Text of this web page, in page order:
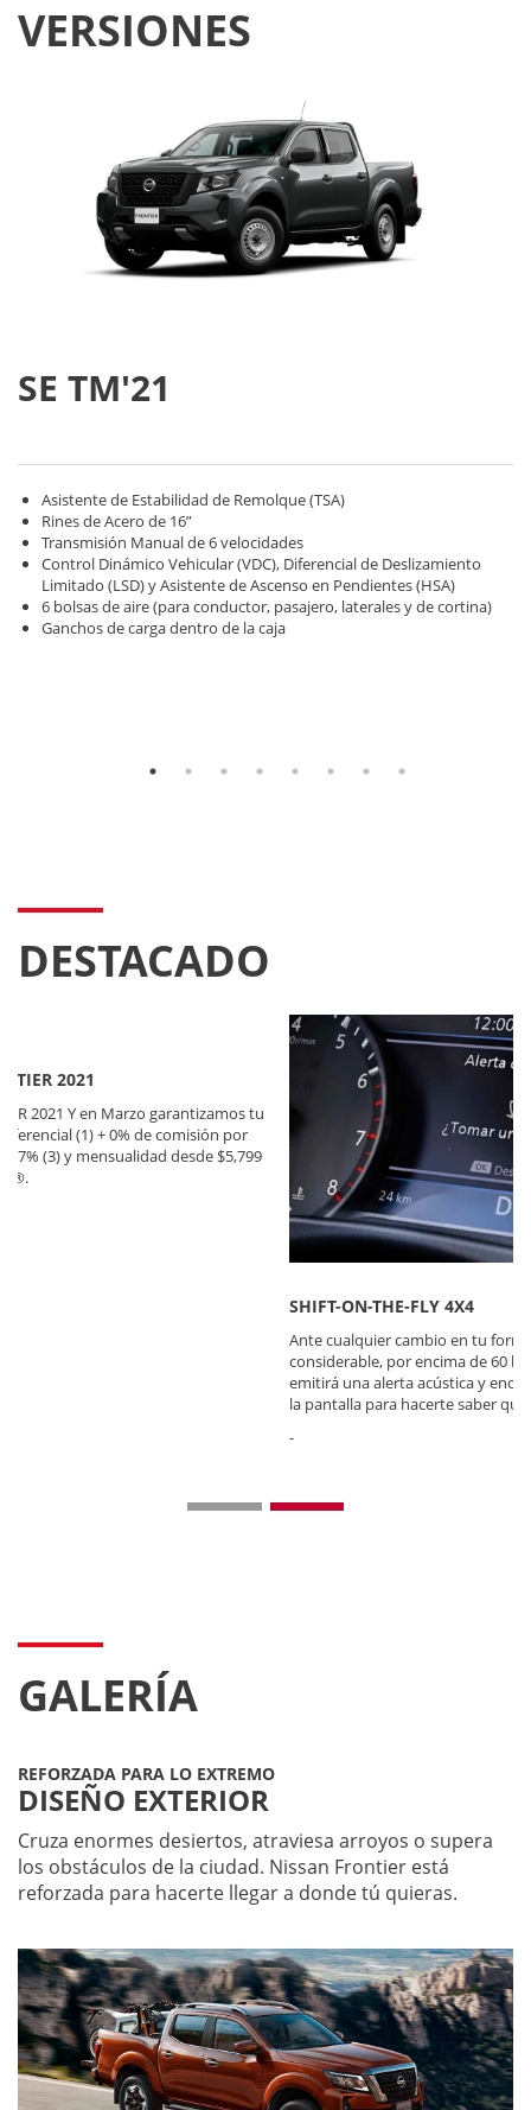
VERSIONES
SE TM'21
Asistente de Estabilidad de Remolque (TSA)
Rines de Acero de 16”
Transmisión Manual de 6 velocidades
Control Dinámico Vehicular (VDC), Diferencial de Deslizamiento
Limitado (LSD) y Asistente de Ascenso en Pendientes (HSA)
6 bolsas de aire (para conductor, pasajero, laterales y de cortina)
Ganchos de carga dentro de la caja
DESTACADO
Ante cualquier cambio en tu forma de conducir, por un tiempo
considerable, por encima de 60 km/h y que indique fatiga, el sistema
emitirá una alerta acústica y encenderá el ícono de una taza de café en
la pantalla para hacerte saber que necesitas tomar un descanso.
GALERÍA
REFORZADA PARA LO EXTREMO
DISEÑO EXTERIOR
Cruza enormes desiertos, atraviesa arroyos o supera
los obstáculos de la ciudad. Nissan Frontier está
reforzada para hacerte llegar a donde tú quieras.